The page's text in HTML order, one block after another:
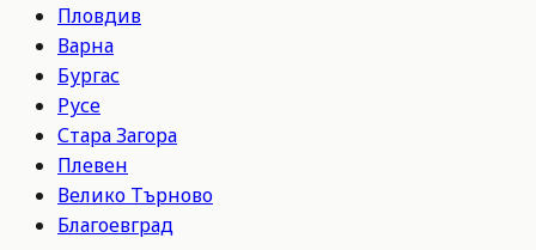
Пловдив
Варна
Бургас
Русе
Стара Загора
Плевен
Велико Търново
Благоевград